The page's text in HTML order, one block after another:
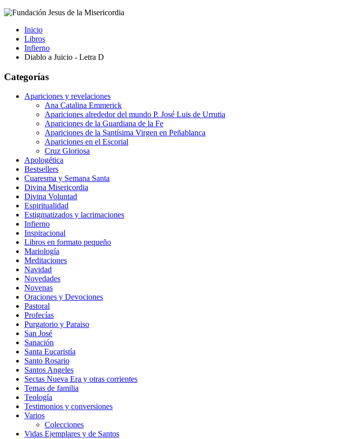
Inicio
Libros
Infierno
Diablo a Juicio - Letra D
Categorías
Apariciones y revelaciones
Ana Catalina Emmerick
Apariciones alrededor del mundo P. José Luis de Urrutia
Apariciones de la Guardiana de la Fe
Apariciones de la Santísima Virgen en Peñablanca
Apariciones en el Escorial
Cruz Gloriosa
Apologética
Bestsellers
Cuaresma y Semana Santa
Divina Misericordia
Divina Voluntad
Espiritualidad
Estigmatizados y lacrimaciones
Infierno
Inspiracional
Libros en formato pequeño
Mariología
Meditaciones
Navidad
Novedades
Novenas
Oraciones y Devociones
Pastoral
Profecías
Purgatorio y Paraiso
San José
Sanación
Santa Eucaristía
Santo Rosario
Santos Angeles
Sectas Nueva Era y otras corrientes
Temas de familia
Teología
Testimonios y conversiones
Varios
Colecciones
Vidas Ejemplares y de Santos